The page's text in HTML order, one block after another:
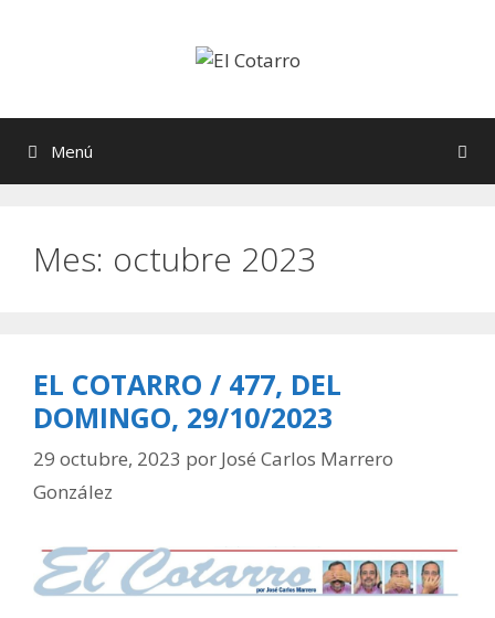
Menú
Mes: octubre 2023
EL COTARRO / 477, DEL
DOMINGO, 29/10/2023
29 octubre, 2023 por José Carlos Marrero
González